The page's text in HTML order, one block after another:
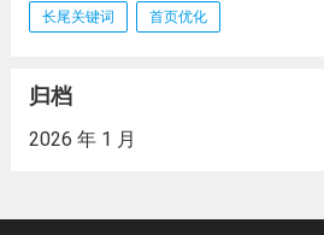
长尾关键词 首页优化
归档
2026 年 1 月